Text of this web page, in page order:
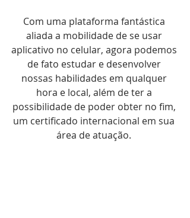
Com uma plataforma fantástica
aliada a mobilidade de se usar
aplicativo no celular, agora podemos
de fato estudar e desenvolver
nossas habilidades em qualquer
hora e local, além de ter a
possibilidade de poder obter no fim,
um certificado internacional em sua
área de atuação.